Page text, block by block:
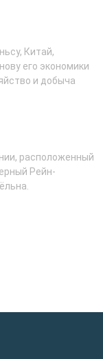
Китай,
его экономики
и добыча
расположенный
Рейн-